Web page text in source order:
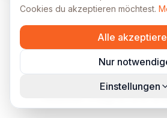
Aktuelle
Bleib auf dem Laufenden
Cookies du akzeptieren möchtest.
Alle
Nur
Einstellungen